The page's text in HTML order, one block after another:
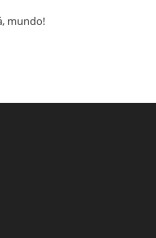
mundo!